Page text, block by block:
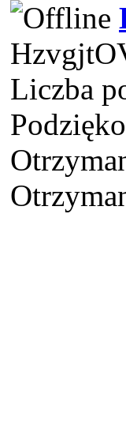
Liczba